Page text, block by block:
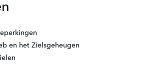
en het Zielsgeheugen